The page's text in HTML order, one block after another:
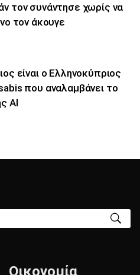
τον συνάντησε χωρίς να
τον άκουγε
είναι ο Ελληνοκύπριος
που αναλαμβάνει το
ΑΙ
Οικονομία